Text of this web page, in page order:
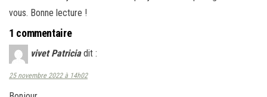
vous. Bonne lecture !
1 commentaire
vivet Patricia dit :
25 novembre 2022 à 14h02